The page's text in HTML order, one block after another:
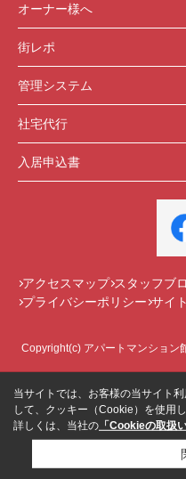
オーナー様へ
街レポ
管理システム
社宅代行
入居申込書
アクセスマップ スタッフブ
プライバシーポリシー サイ
Copyright(c) アパートマンショ
当サイトでは、お客様の当サイト
して、クッキー（Cookie）を使用し
詳しくは、当社の 「Cookieの取扱